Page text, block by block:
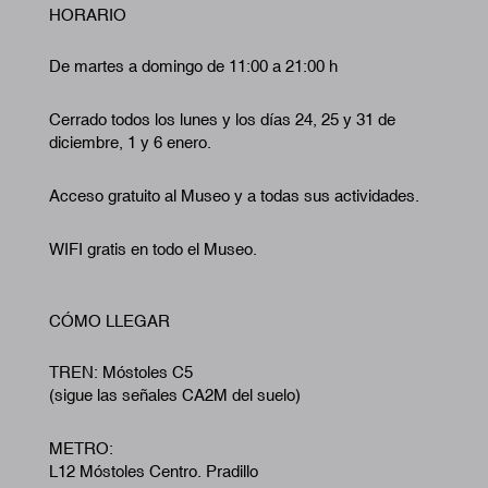
HORARIO
De martes a domingo de 11:00 a 21:00 h
Cerrado todos los lunes y los días 24, 25 y 31 de
diciembre, 1 y 6 enero.
Acceso gratuito al Museo y a todas sus actividades.
WIFI gratis en todo el Museo.
CÓMO LLEGAR
TREN: Móstoles C5
(sigue las señales CA2M del suelo)
METRO:
L12 Móstoles Centro. Pradillo